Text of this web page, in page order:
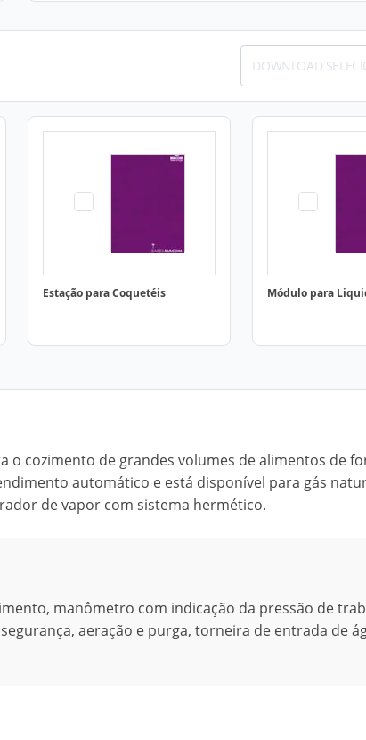
DOWNLOAD
Estação para Coquetéis Módulo para
o cozimento de grandes volumes de alimentos de
automático e está disponível para gás
de vapor com sistema hermético.
manômetro com indicação da pressão de
aeração e purga, torneira de entrada de